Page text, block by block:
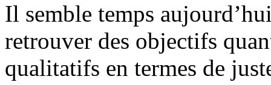
Il semble temps
retrouver des objectifs
qualitatifs en termes de